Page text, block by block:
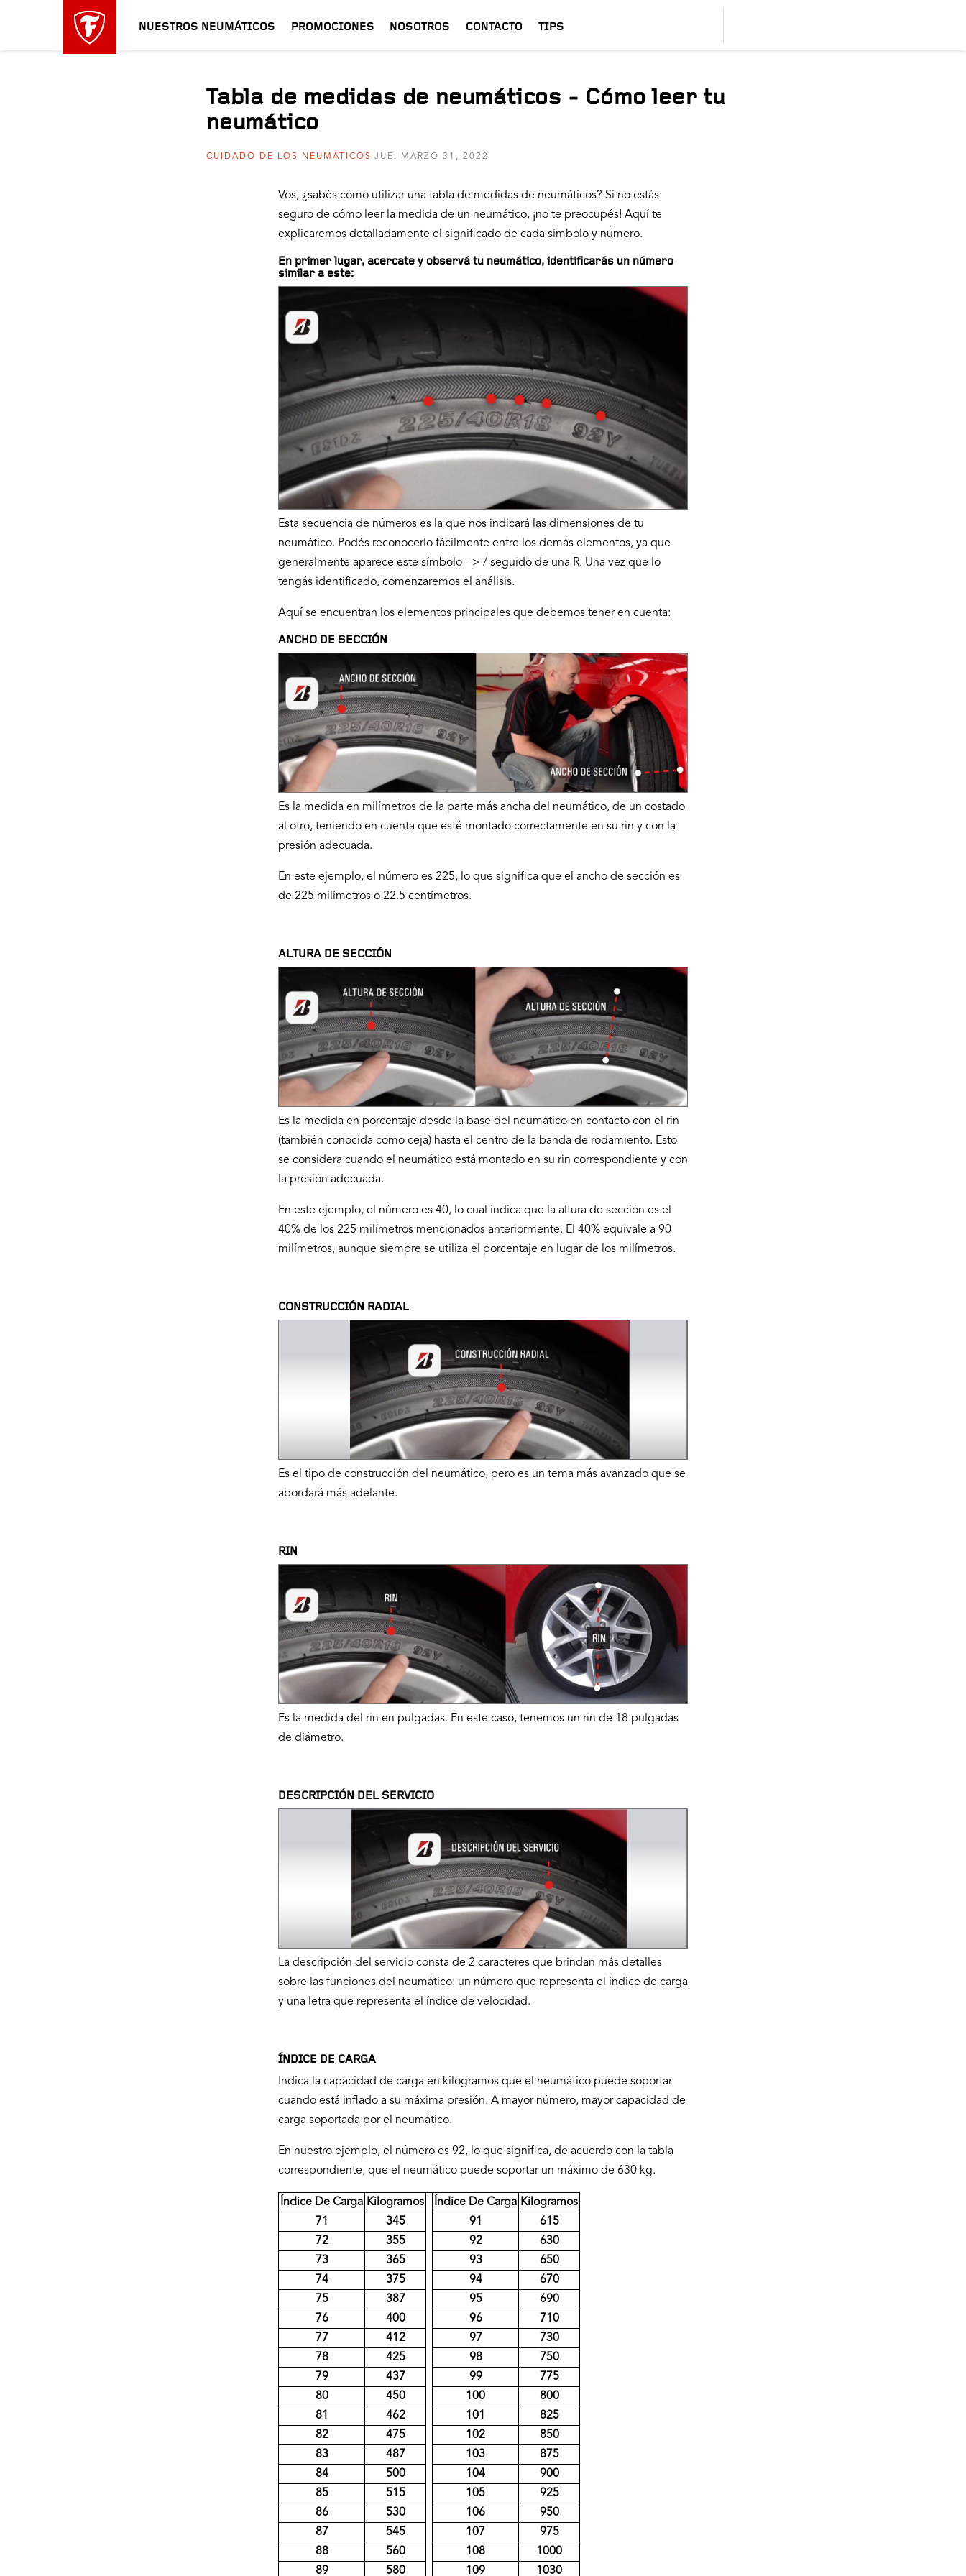
NUESTROS NEUMÁTICOS PROMOCIONES NOSOTROS CONTACTO TIPS
Tabla de medidas de neumáticos - Cómo leer tu
neumático
CUIDADO DE LOS NEUMÁTICOS JUE. MARZO 31, 2022
Vos, ¿sabés cómo utilizar una tabla de medidas de neumáticos? Si no estás
seguro de cómo leer la medida de un neumático, ¡no te preocupés! Aquí te
explicaremos detalladamente el significado de cada símbolo y número.
En primer lugar, acercate y observá tu neumático, identificarás un número
similar a este:
Esta secuencia de números es la que nos indicará las dimensiones de tu
neumático. Podés reconocerlo fácilmente entre los demás elementos, ya que
generalmente aparece este símbolo --> / seguido de una R. Una vez que lo
tengás identificado, comenzaremos el análisis.
Aquí se encuentran los elementos principales que debemos tener en cuenta:
ANCHO DE SECCIÓN
Es la medida en milímetros de la parte más ancha del neumático, de un costado
al otro, teniendo en cuenta que esté montado correctamente en su rin y con la
presión adecuada.
En este ejemplo, el número es 225, lo que significa que el ancho de sección es
de 225 milímetros o 22.5 centímetros.
ALTURA DE SECCIÓN
Es la medida en porcentaje desde la base del neumático en contacto con el rin
(también conocida como ceja) hasta el centro de la banda de rodamiento. Esto
se considera cuando el neumático está montado en su rin correspondiente y con
la presión adecuada.
En este ejemplo, el número es 40, lo cual indica que la altura de sección es el
40% de los 225 milímetros mencionados anteriormente. El 40% equivale a 90
milímetros, aunque siempre se utiliza el porcentaje en lugar de los milímetros.
CONSTRUCCIÓN RADIAL
Es el tipo de construcción del neumático, pero es un tema más avanzado que se
abordará más adelante.
RIN
Es la medida del rin en pulgadas. En este caso, tenemos un rin de 18 pulgadas
de diámetro.
DESCRIPCIÓN DEL SERVICIO
La descripción del servicio consta de 2 caracteres que brindan más detalles
sobre las funciones del neumático: un número que representa el índice de carga
y una letra que representa el índice de velocidad.
ÍNDICE DE CARGA
Indica la capacidad de carga en kilogramos que el neumático puede soportar
cuando está inflado a su máxima presión. A mayor número, mayor capacidad de
carga soportada por el neumático.
En nuestro ejemplo, el número es 92, lo que significa, de acuerdo con la tabla
correspondiente, que el neumático puede soportar un máximo de 630 kg.
Índice De Carga Kilogramos Índice De Carga Kilogramos
71
345 91
615
72
355 92
630
73
365 93
650
74
375 94
670
75
387 95
690
76
400 96
710
77
412 97
730
78
425 98
750
79
437 99
775
80
450 100
800
81
462 101
825
82
475 102
850
83
487 103
875
84
500 104
900
85
515 105
925
86
530 106
950
87
545 107
975
88
560 108
1000
89
580 109 1030